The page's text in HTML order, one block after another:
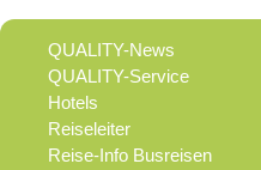
QUALITY-News
QUALITY-Service
Hotels
Reiseleiter
Reise-Info Busreisen